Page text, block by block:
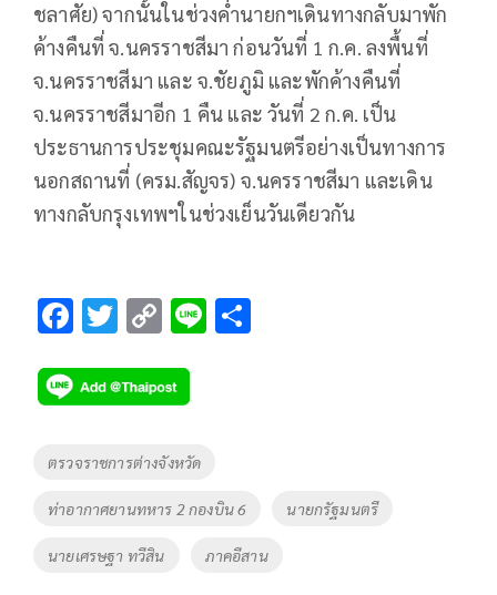
ชลาศัย) จากนั้นในช่วงค่ำนายกฯเดินทางกลับมาพัก
ค้างคืนที่ จ.นครราชสีมา ก่อนวันที่ 1 ก.ค. ลงพื้นที่
จ.นครราชสีมา และ จ.ชัยภูมิ และพักค้างคืนที่
จ.นครราชสีมาอีก 1 คืน และ วันที่ 2 ก.ค. เป็น
ประธานการประชุมคณะรัฐมนตรีอย่างเป็นทางการ
นอกสถานที่ (ครม.สัญจร) จ.นครราชสีมา และเดิน
ทางกลับกรุงเทพฯในช่วงเย็นวันเดียวกัน
F
e
b
o
k
T
tt
er
C
p
y
Li
n
k
Li
Tags
ตรวจราชการต่างจังหวัด
ท่าอากาศยานทหาร 2 กองบิน 6 นายกรัฐมนตรี
นายเศรษฐา ทวีสิน ภาคอีสาน